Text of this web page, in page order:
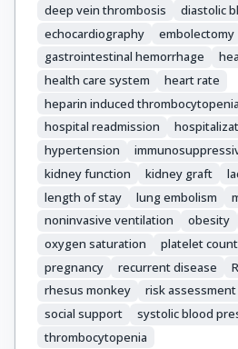
deep vein thrombosis
diastolic
echocardiography
embolectomy
gastrointestinal hemorrhage
health care system
heart rate
heparin induced thrombocytopenia
hospital readmission
hypertension
kidney function
kidney graft
length of stay
lung embolism
noninvasive ventilation
obesity
oxygen saturation
platelet count
pregnancy
recurrent disease
rhesus monkey
risk assessment
social support
systolic blood
thrombocytopenia